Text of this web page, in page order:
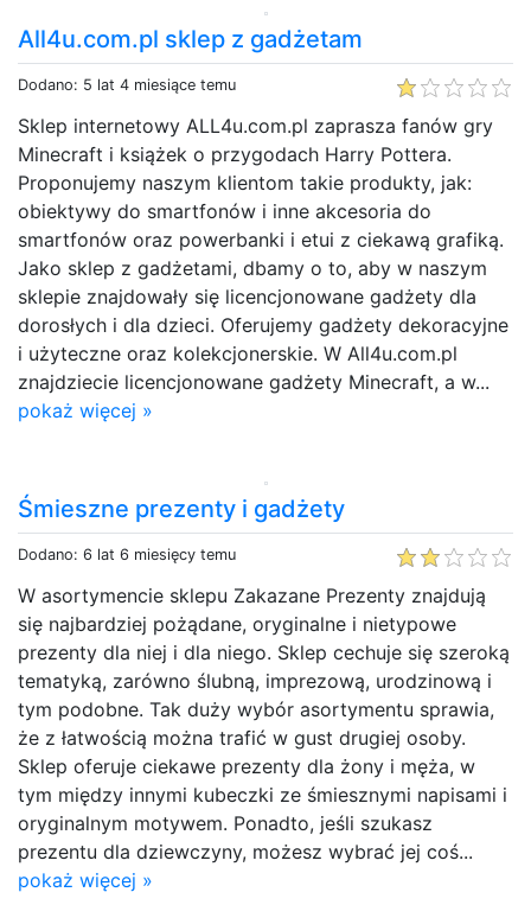
All4u.com.pl sklep z gadżetam
Dodano: 5 lat 4 miesiące temu
Sklep internetowy ALL4u.com.pl zaprasza fanów gry
Minecraft i książek o przygodach Harry Pottera.
Proponujemy naszym klientom takie produkty, jak:
obiektywy do smartfonów i inne akcesoria do
smartfonów oraz powerbanki i etui z ciekawą grafiką.
Jako sklep z gadżetami, dbamy o to, aby w naszym
sklepie znajdowały się licencjonowane gadżety dla
dorosłych i dla dzieci. Oferujemy gadżety dekoracyjne
i użyteczne oraz kolekcjonerskie. W All4u.com.pl
znajdziecie licencjonowane gadżety Minecraft, a w...
pokaż więcej »
Śmieszne prezenty i gadżety
Dodano: 6 lat 6 miesięcy temu
W asortymencie sklepu Zakazane Prezenty znajdują
się najbardziej pożądane, oryginalne i nietypowe
prezenty dla niej i dla niego. Sklep cechuje się szeroką
tematyką, zarówno ślubną, imprezową, urodzinową i
tym podobne. Tak duży wybór asortymentu sprawia,
że z łatwością można trafić w gust drugiej osoby.
Sklep oferuje ciekawe prezenty dla żony i męża, w
tym między innymi kubeczki ze śmiesznymi napisami i
oryginalnym motywem. Ponadto, jeśli szukasz
prezentu dla dziewczyny, możesz wybrać jej coś...
pokaż więcej »